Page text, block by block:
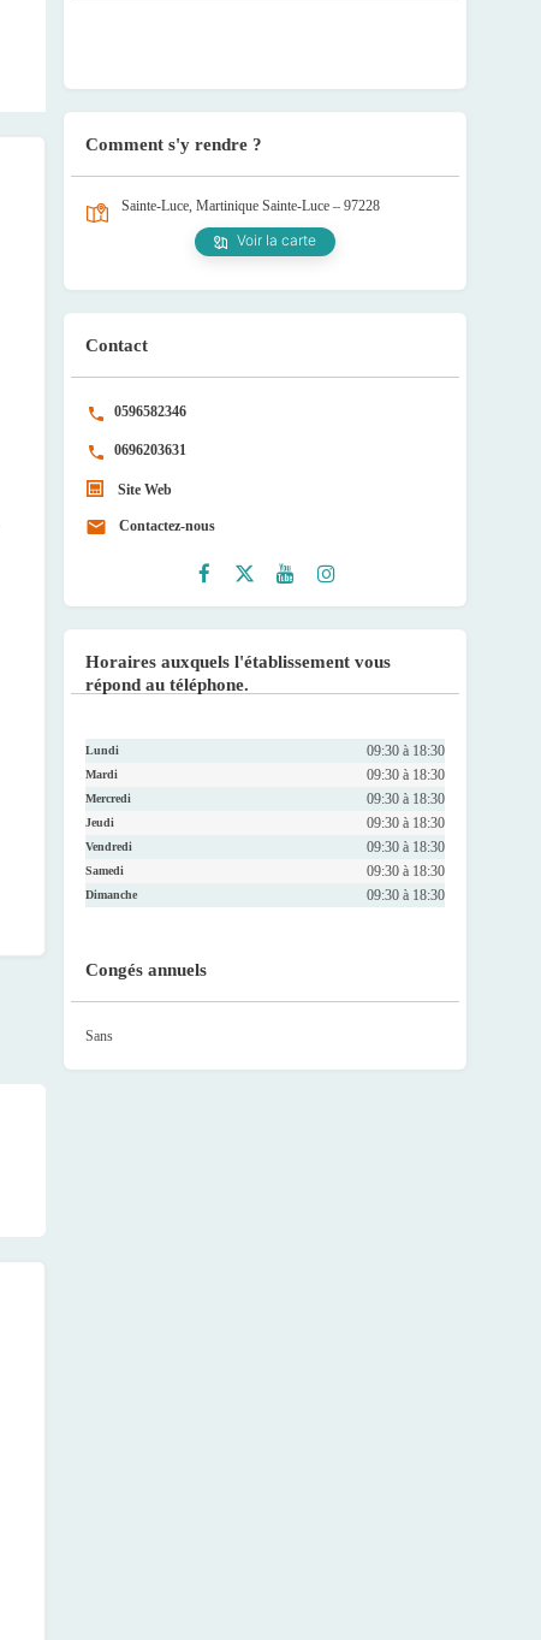
Comment s'y rendre ?
Sainte-Luce, Martinique Sainte-Luce – 97228
Voir la carte
Contact
0596582346
0696203631
Site Web
Contactez-nous
Horaires auxquels l'établissement vous
répond au téléphone.
Lundi 09:30 à 18:30
Mardi 09:30 à 18:30
Mercredi 09:30 à 18:30
Jeudi 09:30 à 18:30
Vendredi 09:30 à 18:30
Samedi 09:30 à 18:30
Dimanche 09:30 à 18:30
Congés annuels
Sans